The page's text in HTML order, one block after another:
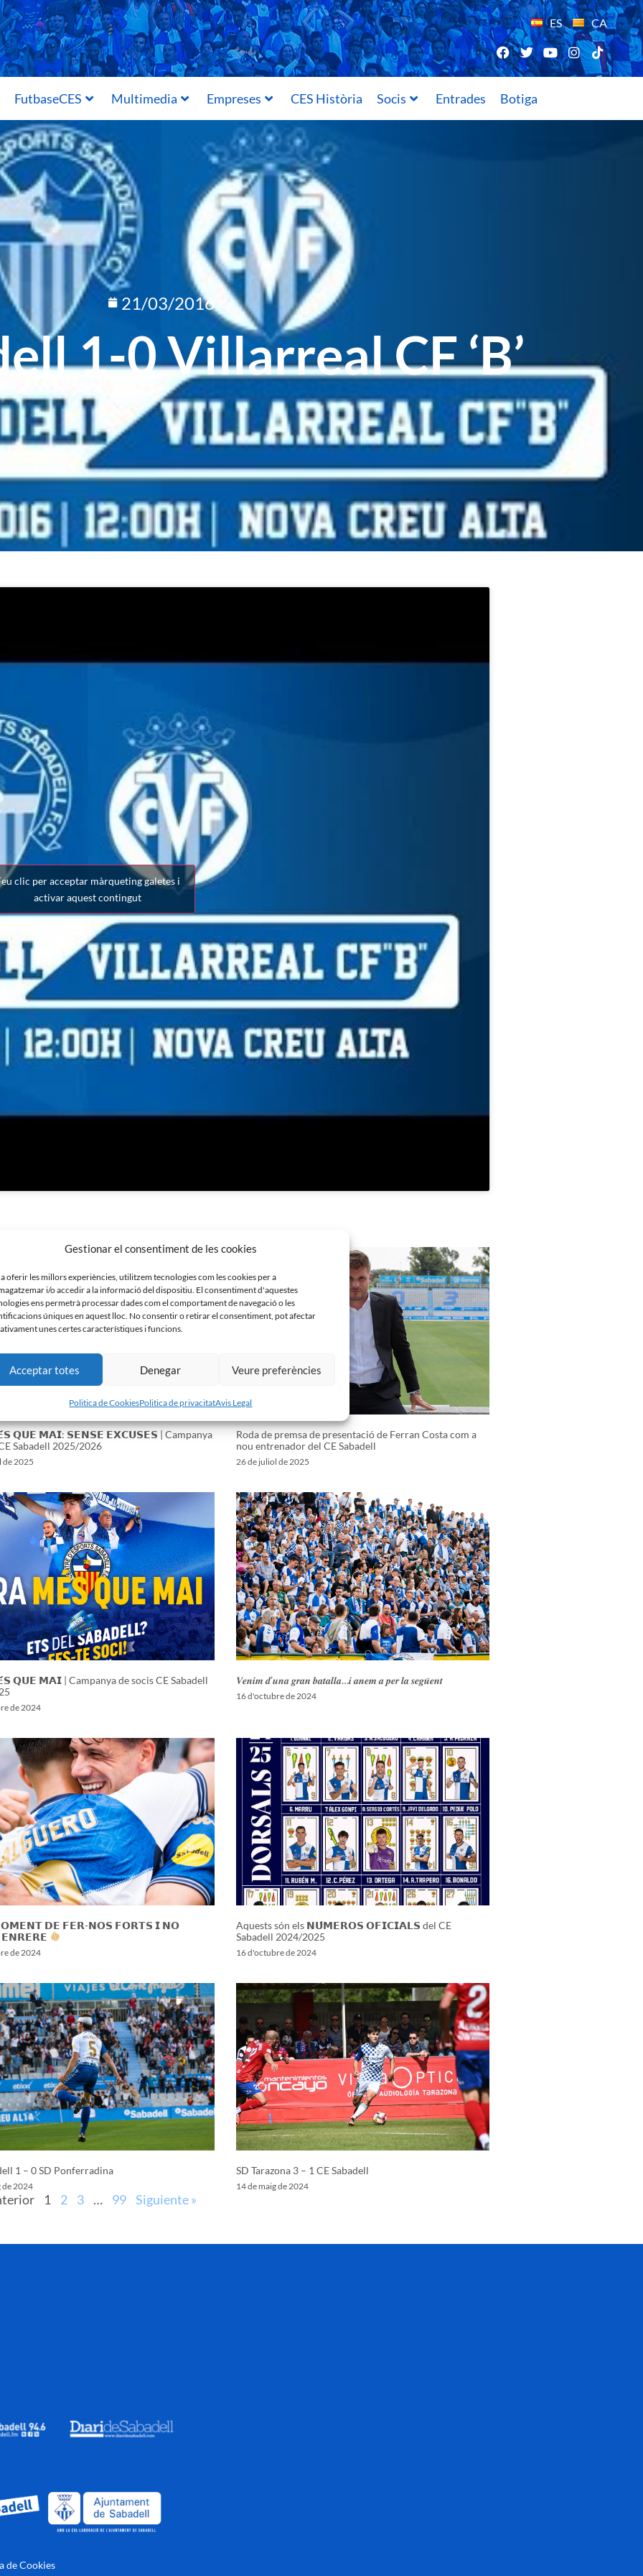
Gestionar el consentiment de les cookies
oferir les millors experiències, utilitzem tecnologies com les cookies per a
i/o accedir a la informació del dispositiu. El consentiment d'aquestes
ens permetrà processar dades com el comportament de navegació o les
úniques en aquest lloc. No consentir o retirar el consentiment, pot afectar
unes certes característiques i funcions.
Acceptar totes Denegar Veure preferències
Politica de CookiesPolitica de privacitatAvis Legal
ES CA
FutbaseCES Multimedia Empreses CES Història Socis Entrades Botiga
21/03/2016
1-0 Villarreal CF ‘B’
clic per acceptar màrqueting galetes i
activar aquest contingut
𝗤𝗨𝗘 𝗠𝗔𝗜: 𝗦𝗘𝗡𝗦𝗘 𝗘𝗫𝗖𝗨𝗦𝗘𝗦 | Campanya
Sabadell 2025/2026
de 2025
Roda de premsa de presentació de Ferran Costa com a
nou entrenador del CE Sabadell
26 de juliol de 2025
𝗠𝗔𝗜 | Campanya de socis CE Sabadell
de 2024
𝑽𝒆𝒏𝒊𝒎 𝒅’𝒖𝒏𝒂 𝒈𝒓𝒂𝒏 𝒃𝒂𝒕𝒂𝒍𝒍𝒂…𝒊 𝒂𝒏𝒆𝒎 𝒂 𝒑𝒆𝒓 𝒍𝒂 𝒔𝒆𝒈𝒖̈𝒆𝒏𝒕
16 d'octubre de 2024
𝗗𝗘 𝗙𝗘𝗥-𝗡𝗢𝗦 𝗙𝗢𝗥𝗧𝗦 𝗜 𝗡𝗢
de 2024
Aquests són els 𝗡𝗨́𝗠𝗘𝗥𝗢𝗦 𝗢𝗙𝗜𝗖𝗜𝗔𝗟𝗦 del CE
Sabadell 2024/2025
16 d'octubre de 2024
1 – 0 SD Ponferradina
de 2024
SD Tarazona 3 – 1 CE Sabadell
14 de maig de 2024
1 2 3 … 99 Siguiente »
de Cookies